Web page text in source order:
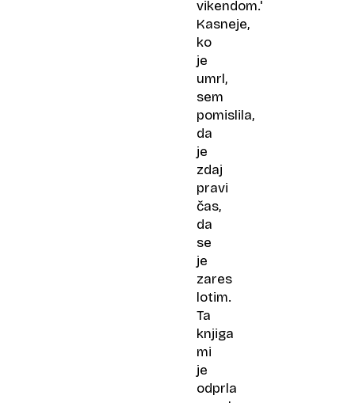
vikendom.'
Kasneje,
ko
je
umrl,
sem
pomislila,
da
je
zdaj
pravi
čas,
da
se
je
zares
lotim.
Ta
knjiga
mi
je
odprla